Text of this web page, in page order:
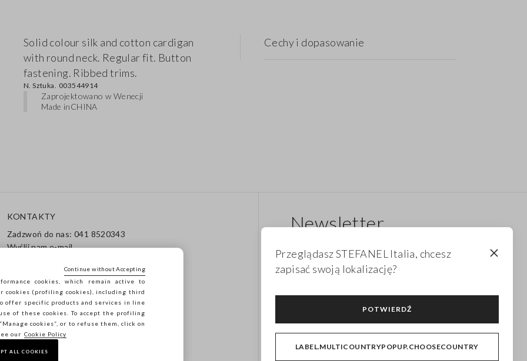
Solid colour silk and cotton cardigan
with round neck. Regular fit. Button
fastening. Ribbed trims.
N. Sztuka. 003544914
Zaprojektowano w Wenecji
Made inCHINA
Cechy i dopasowanie
KONTAKTY
Zadzwoń do nas: 041 8520343
Wyślij nam e-mail
Newsletter
kolekcjach i promocjach. Dla Ciebie 10% zniżki.
Śledź nas
Przeglądasz STEFANEL Italia, chcesz
zapisać swoją lokalizację?
POTWIERDŹ
LABEL.MULTICOUNTRYPOPUP.CHOOSECOUNTRY
cookies, which remain active to
cookies (profiling cookies), including third
offer specific products and services in line
of these cookies. To accept the profiling
cookies”, or to refuse them, click on
our Cookie Policy
ALL COOKIES
Continue without Accepting